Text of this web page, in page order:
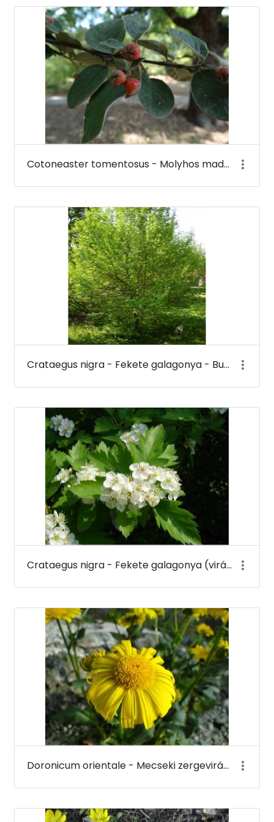
Cotoneaster tomentosus - Molyhos madárbirs - Budai Arborétum
Crataegus nigra - Fekete galagonya - Budai Arborétum
Crataegus nigra - Fekete galagonya (virága) - Budai Arborétum
Doronicum orientale - Mecseki zergevirág - Budai Arborétum